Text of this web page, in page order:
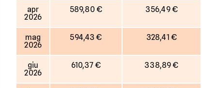
apr
2026
589,80 € 356,49 €
mag
2026
594,43 € 328,41 €
giu
2026
610,37 € 338,89 €